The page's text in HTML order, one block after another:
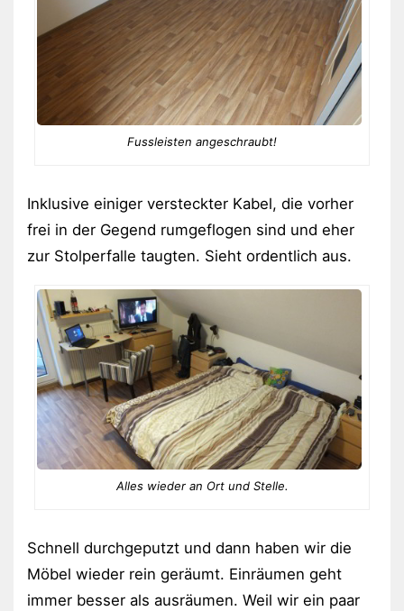
Fussleisten angeschraubt!
Inklusive einiger versteckter Kabel, die vorher
frei in der Gegend rumgeflogen sind und eher
zur Stolperfalle taugten. Sieht ordentlich aus.
Alles wieder an Ort und Stelle.
Schnell durchgeputzt und dann haben wir die
Möbel wieder rein geräumt. Einräumen geht
immer besser als ausräumen. Weil wir ein paar